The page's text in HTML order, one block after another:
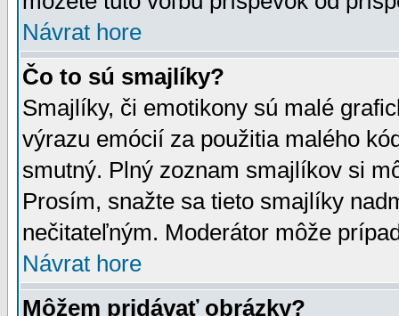
Návrat hore
Čo to sú smajlíky?
Smajlíky, či emotikony sú malé
výrazu emócií za použitia malého
smutný. Plný zoznam smajlíkov si
Prosím, snažte sa tieto smajlíky
nečitateľným. Moderátor môže
Návrat hore
Môžem pridávať obrázky?